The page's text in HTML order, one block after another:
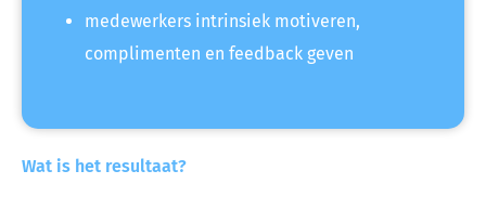
medewerkers intrinsiek motiveren,
complimenten en feedback geven
Wat is het resultaat?